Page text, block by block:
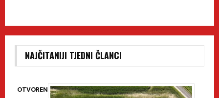
NAJČITANIJI TJEDNI ČLANCI
OTVOREN